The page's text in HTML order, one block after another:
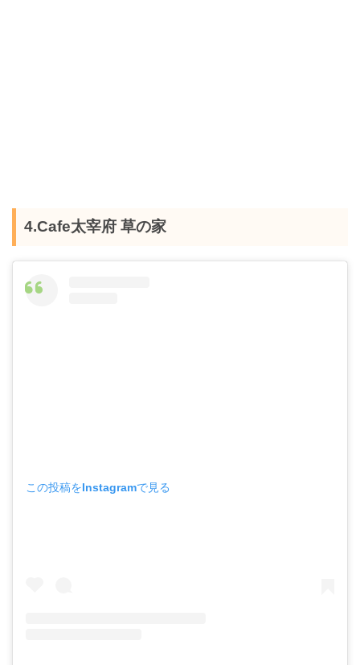
4.Cafe太宰府 草の家
この投稿をInstagramで見る